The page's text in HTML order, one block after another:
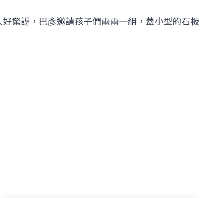
驚訝，巴彥邀請孩子們兩兩一組，蓋小型的石板